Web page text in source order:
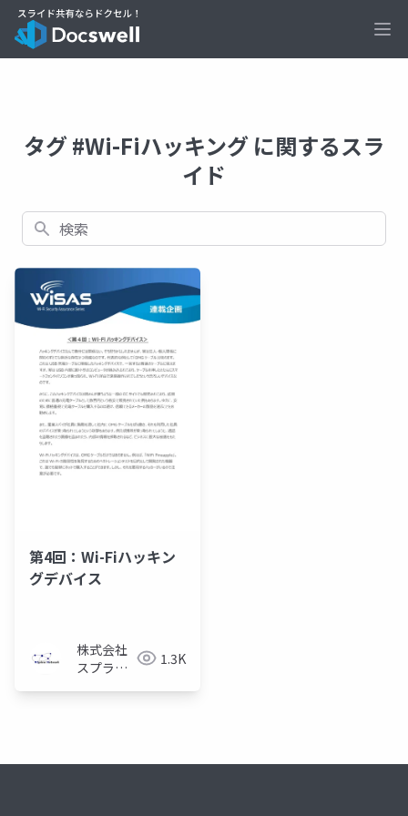
タグ #Wi-Fiハッキング に関するスラ
イド
検索
第4回：Wi-Fiハッキン
グデバイス
株式会社
スプライ
1.3K